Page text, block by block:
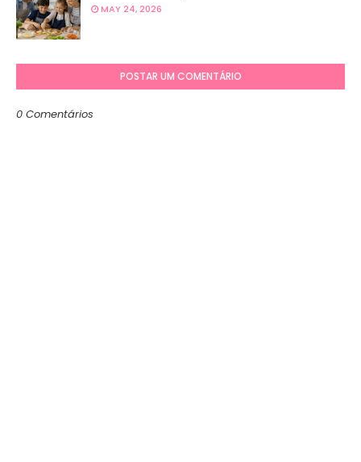
MAY 24, 2026
POSTAR UM COMENTÁRIO
0 Comentários